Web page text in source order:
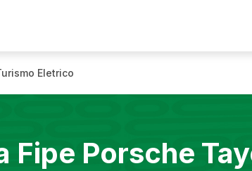
Eletrico
Fipe Porsche